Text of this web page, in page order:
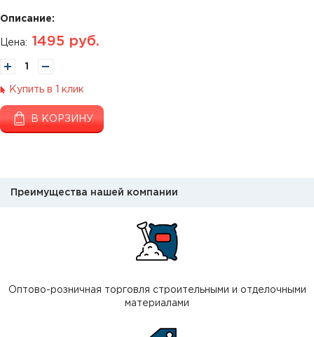
Описание:
Цена: 1495 руб.
Купить в 1 клик
В КОРЗИНУ
Преимущества нашей компании
Оптово-розничная торговля строительными и отделочными
материалами